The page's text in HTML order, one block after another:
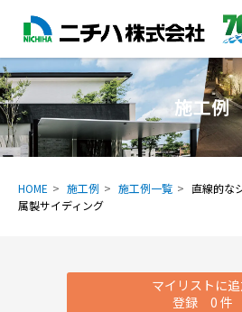
施工例
HOME 施工例 施工例一覧
直線的な
属製サイディング
マイリストに
登録 0 件